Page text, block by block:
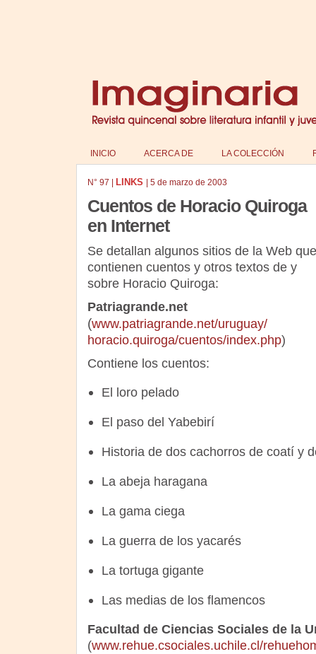
INICIO ACERCA DE LA COLECCIÓN
N° 97 LINKS 5 de marzo de 2003
Cuentos de Horacio Quiroga
en Internet
Se detallan algunos sitios de la Web que
contienen cuentos y otros textos de y
sobre Horacio Quiroga:
Patriagrande.net
(www.patriagrande.net/uruguay/
horacio.quiroga/cuentos/index.php)
Contiene los cuentos:
El loro pelado
El paso del Yabebirí
Historia de dos cachorros de coatí y
La abeja haragana
La gama ciega
La guerra de los yacarés
La tortuga gigante
Las medias de los flamencos
Facultad de Ciencias Sociales de la
(www.rehue.csociales.uchile.cl/